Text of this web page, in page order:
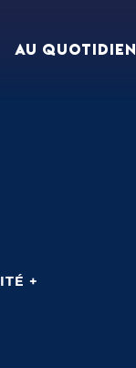
AU QUOTIDIEN
+